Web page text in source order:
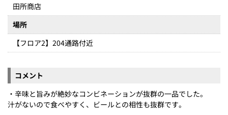
田所商店
場所
【フロア2】204通路付近
コメント
・辛味と旨みが絶妙なコンビネーションが抜群の一品でした。
汁がないので食べやすく、ビールとの相性も抜群です。